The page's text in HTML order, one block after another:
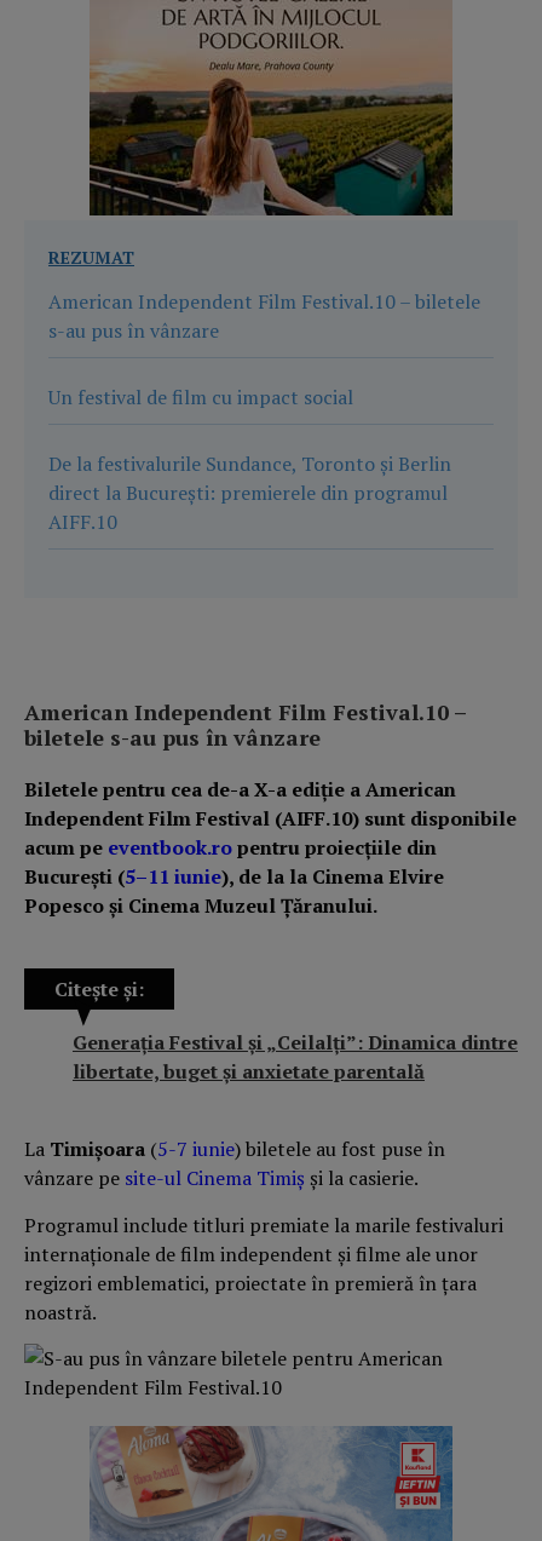
REZUMAT
American Independent Film Festival.10 – biletele
s-au pus în vânzare
Un festival de film cu impact social
De la festivalurile Sundance, Toronto și Berlin
direct la București: premierele din programul
AIFF.10
American Independent Film Festival.10 –
biletele s-au pus în vânzare
Biletele pentru cea de-a X-a ediție a American
Independent Film Festival (AIFF.10) sunt disponibile
acum pe eventbook.ropentru proiecțiile din
București (5–11 iunie), de la la Cinema Elvire
Popesco și Cinema Muzeul Țăranului.
Citește și:
Generația Festival și „Ceilalți”: Dinamica dintre
libertate, buget și anxietate parentală
La Timișoara (5-7 iunie) biletele au fost puse în
vânzare pe site-ul Cinema Timiș și la casierie.
Programul include titluri premiate la marile festivaluri
internaționale de film independent și filme ale unor
regizori emblematici, proiectate în premieră în țara
noastră.